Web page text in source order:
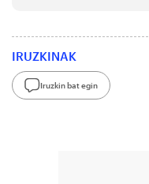
IRUZKINAK
Iruzkin bat egin